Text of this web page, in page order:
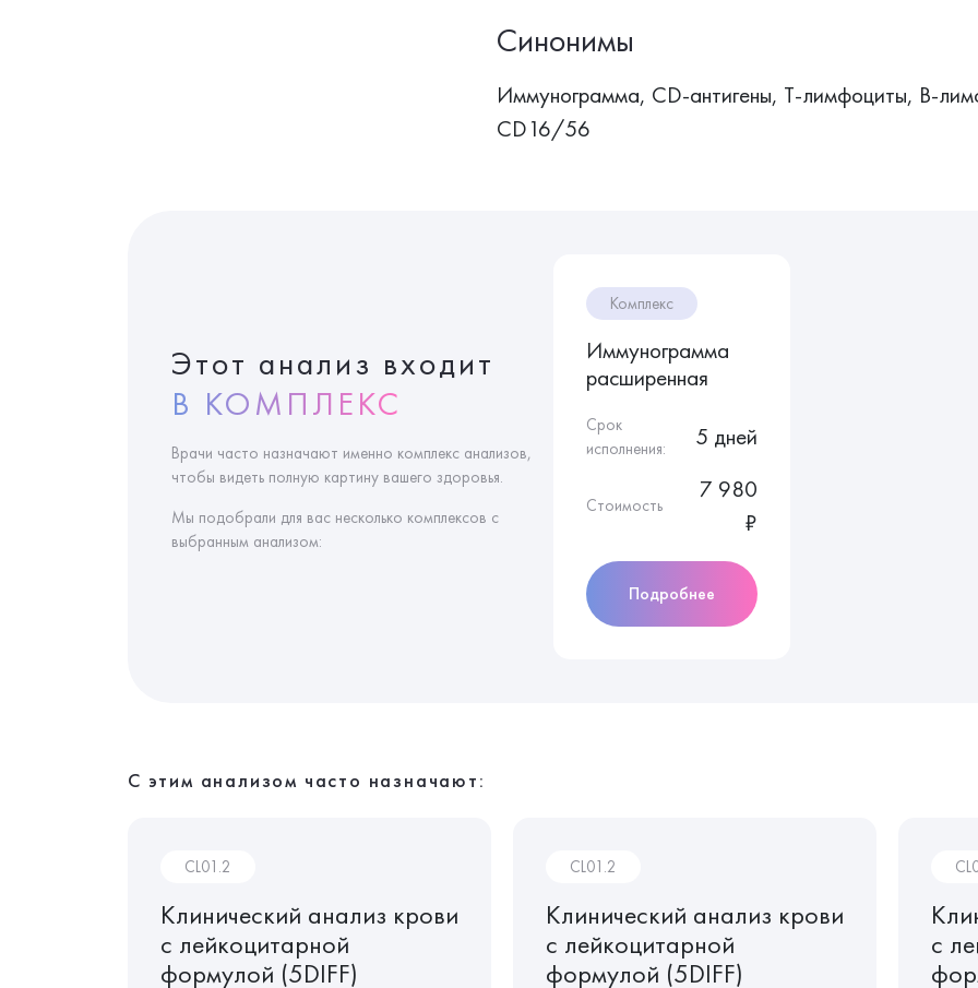
Синонимы
Иммунограмма, СD-антигены, Т-лимфоциты, В-
CD16/56
Этот анализ входит
В КОМПЛЕКС
Врачи часто назначают именно комплекс анализов,
чтобы видеть полную картину вашего здоровья.
Мы подобрали для вас несколько комплексов с
выбранным анализом:
Комплекс
Иммунограмма
расширенная
Срок
исполнения:
5 дней
Стоимость
7 980
₽
Подробнее
С этим анализом часто назначают:
CL01.2
Клинический анализ крови
с лейкоцитарной
формулой (5DIFF)
CL01.2
Клинический анализ крови
с лейкоцитарной
формулой (5DIFF)
с